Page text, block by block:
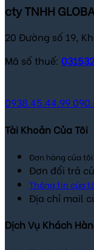
cty TNHH
20 Đường số 19,
Mã số thuế:
0938.45.44.99
Tài Khoản Của Tôi
Đơn hàng của tôi
Đơn đổi trả
Thông tin của
Địa chỉ mail
Dịch Vụ Khách